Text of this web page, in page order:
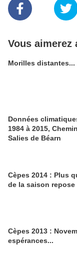
Vous aimerez
Morilles distantes...
Données
1984 à 2015,
Salies de Béarn
Cèpes 2014 : Plus
de la saison repose
Cèpes 2013 :
espérances...